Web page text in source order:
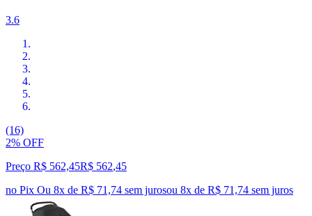
3.6
(16)
2% OFF
Preço R$ 562,45R$ 562,45
no Pix Ou 8x de R$ 71,74 sem jurosou 8x de R$ 71,74 sem juros